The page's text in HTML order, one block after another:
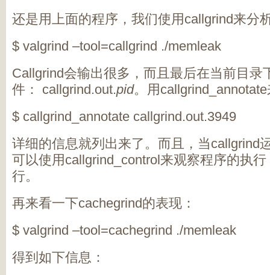
还是用上面的程序，我们使用 callgrind来分
$ valgrind –tool=callgrind ./memleak
Callgrind会输出很多，而且最后在当前目录
件： callgrind.out.pid。用 callgrind_annotate
$ callgrind_annotate callgrind.out.3949
详细的信息就列出来了。而且，当callgrind
可以使用 callgrind_control来观察程序的执
行。
再来看一下cachegrind的表现：
$ valgrind –tool=cachegrind ./memleak
得到如下信息：